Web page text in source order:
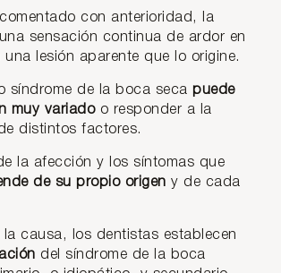
con anterioridad, la
sensación continua de ardor en
una lesión aparente que lo origine.
síndrome de la boca seca puede
muy variado o responder a la
distintos factores.
la afección y los síntomas que
de su propio origen y de cada
la causa, los dentistas establecen
del síndrome de la boca